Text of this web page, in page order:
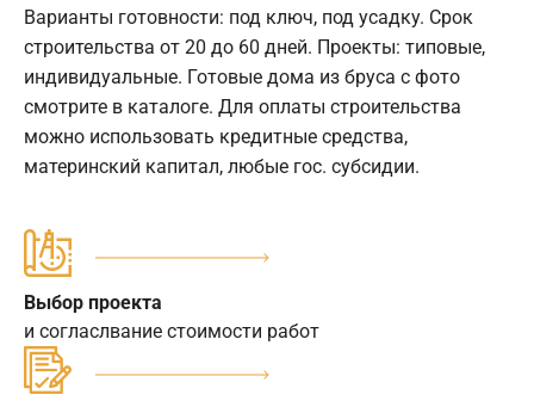
Варианты готовности: под ключ, под усадку. Срок
строительства от 20 до 60 дней. Проекты: типовые,
индивидуальные. Готовые дома из бруса с фото
смотрите в каталоге. Для оплаты строительства
можно использовать кредитные средства,
материнский капитал, любые гос. субсидии.
Выбор проекта
и согласлвание стоимости работ